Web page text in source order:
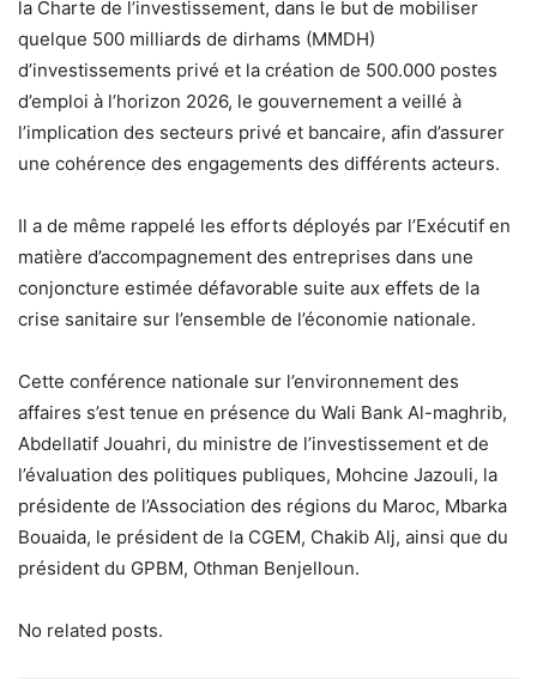
la Charte de l’investissement, dans le but de mobiliser
quelque 500 milliards de dirhams (MMDH)
d’investissements privé et la création de 500.000 postes
d’emploi à l’horizon 2026, le gouvernement a veillé à
l’implication des secteurs privé et bancaire, afin d’assurer
une cohérence des engagements des différents acteurs.
Il a de même rappelé les efforts déployés par l’Exécutif en
matière d’accompagnement des entreprises dans une
conjoncture estimée défavorable suite aux effets de la
crise sanitaire sur l’ensemble de l’économie nationale.
Cette conférence nationale sur l’environnement des
affaires s’est tenue en présence du Wali Bank Al-maghrib,
Abdellatif Jouahri, du ministre de l’investissement et de
l’évaluation des politiques publiques, Mohcine Jazouli, la
présidente de l’Association des régions du Maroc, Mbarka
Bouaida, le président de la CGEM, Chakib Alj, ainsi que du
président du GPBM, Othman Benjelloun.
No related posts.